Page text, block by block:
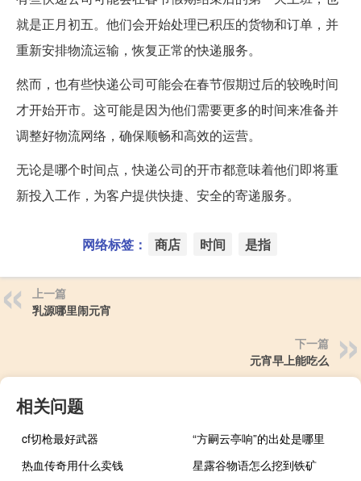
就是正月初五。他们会开始处理已积压的货物和订单，并
重新安排物流运输，恢复正常的快递服务。
然而，也有些快递公司可能会在春节假期过后的较晚时间
才开始开市。这可能是因为他们需要更多的时间来准备并
调整好物流网络，确保顺畅和高效的运营。
无论是哪个时间点，快递公司的开市都意味着他们即将重
新投入工作，为客户提供快捷、安全的寄递服务。
网络标签： 商店 时间 是指
上一篇
乳源哪里闹元宵
下一篇
元宵早上能吃么
相关问题
cf切枪最好武器
“方嗣云亭响”的出处是哪里
热血传奇用什么卖钱
星露谷物语怎么挖到铁矿